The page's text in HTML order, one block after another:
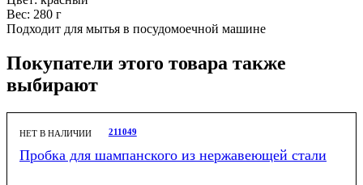
Вес: 280 г
Подходит для мытья в посудомоечной машине
Покупатели этого товара также
выбирают
НЕТ В НАЛИЧИИ 211049
Пробка для шампанского из нержавеющей стали